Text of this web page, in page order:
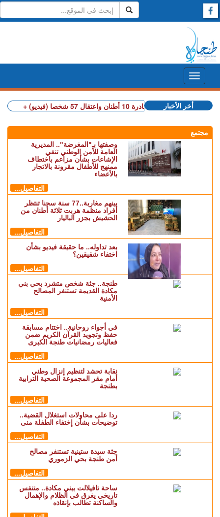
بمصادرة 10 أطنان واعتقال 57 شخصا (فيديو)
أخر الأخبار
مجتمع
وصفتها بـ"المغرضة".. المديرية
العامة للأمن الوطني تنفي
الإشاعات بشأن مزاعم باختطاف
ممنهج للأطفال مقرونة بالاتجار
بالأعضاء
التفاصيل...
بينهم مغاربة..77 سنة سجنا تنتظر
أفراد منظمة هربت ثلاثة أطنان من
الحشيش بجزر الباليار
التفاصيل...
بعد تداوله.. ما حقيقة فيديو بشأن
اختفاء شقيقين؟
التفاصيل...
طنجة.. جثة شخص متشرد بحي بني
مكادة القديمة تستنفر المصالح
الأمنية
التفاصيل...
في أجواء روحانية.. اختتام مسابقة
حفظ وتجويد القرآن الكريم ضمن
فعاليات رمضانيات طنجة الكبرى
التفاصيل...
نقابة تحشد لتنظيم إنزال وطني
أمام مقر المجموعة الصحية الترابية
بطنجة
التفاصيل...
ردا على محاولات استغلال القضية..
توضيحات بشأن إختفاء الطفلة منى
التفاصيل...
جثة سيدة ستينية تستنفر مصالح
أمن طنجة بحي الزموري
التفاصيل...
ساحة تافيلالت ببني مكادة.. متنفس
تاريخي يغرق في الظلام والإهمال
والساكنة تطالب بإنقاذه